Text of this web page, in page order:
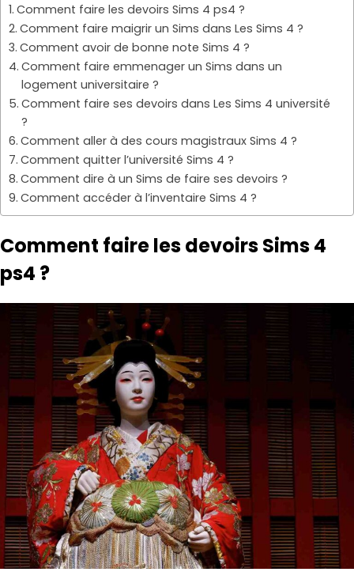
Comment faire les devoirs Sims 4 ps4 ?
Comment faire maigrir un Sims dans Les Sims 4 ?
Comment avoir de bonne note Sims 4 ?
Comment faire emmenager un Sims dans un
logement universitaire ?
Comment faire ses devoirs dans Les Sims 4 université
?
Comment aller à des cours magistraux Sims 4 ?
Comment quitter l’université Sims 4 ?
Comment dire à un Sims de faire ses devoirs ?
Comment accéder à l’inventaire Sims 4 ?
Comment faire les devoirs Sims 4
ps4 ?